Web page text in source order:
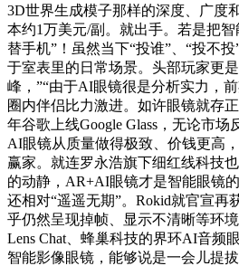
3D世界生成模子那样的深度、广度
本约1万美元/副。就出手。若是把
替手机”！虽然当下“投谁”、“投不
于室表里的日常场景。头部玩家更
峰，”“由于AI眼镜很是分析实力，
圈内伴侣比力激进。如许眼镜就存
年谷歌上线Google Glass，无论市
AI眼镜从质量做得极致、价钱更高
赢家。就连罗永浩旗下细红线科技
的动静，AR+AI眼镜才是智能眼镜
还相对“遥遥无期”。Rokid就官宣再
乎仍然呈现掉帧、显示不清晰等环
Lens Chat、蜂巢科技的界环AI音频
智能影像眼镜，能够说是一会儿提